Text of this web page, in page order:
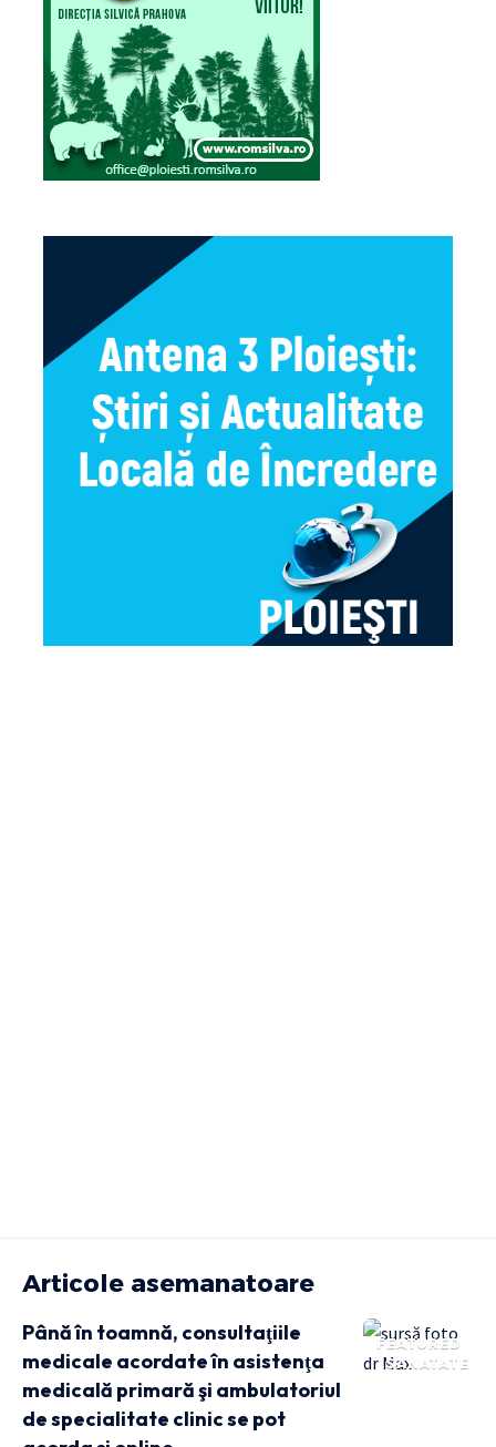
Articole asemanatoare
FEATURED
SANATATE
Până în toamnă, consultaţiile
medicale acordate în asistenţa
medicală primară şi ambulatoriul
de specialitate clinic se pot